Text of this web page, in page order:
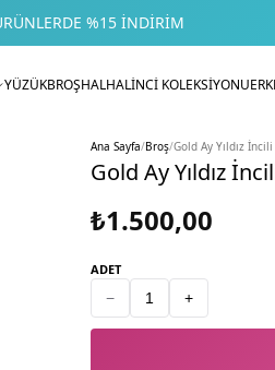
%15 İNDIRIM
YÜZÜKBROŞHALHALİNCİ KOLEKSİYONU
Ana Sayfa/Broş/Gold Ay Yıldız
Gold Ay Yıldız
₺1.500,00
ADET
− +